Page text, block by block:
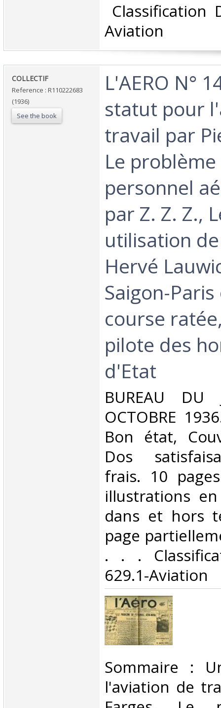
Classification
Aviation‎
‎COLLECTIF‎
Reference : R110222683
(1936)
See the book
‎L'AERO N°
statut pour
travail par
Le
personnel
par Z. Z. Z.,
utilisation
Hervé
Saigon-
course
pilote des
d'Etat‎
‎BUREAU DU
OCTOBRE
Bon état,
Dos
frais. 10
illustrations
dans et hors
page
. . .
629.1-Aviation‎
‎Sommaire :
l'aviation de